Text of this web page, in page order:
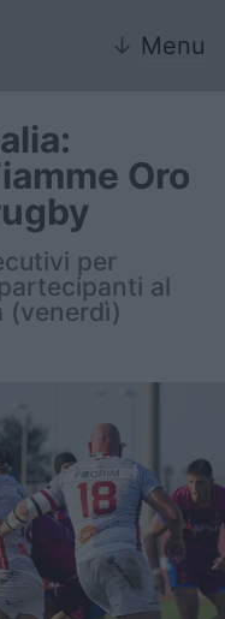
↓ Menu
Oro
per
al
(venerdì)